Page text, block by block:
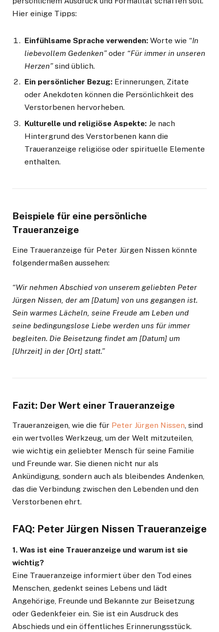
Hier einige Tipps:
Einfühlsame Sprache verwenden: Worte wie “In
liebevollem Gedenken”oder “Für immer in unseren
Herzen”sind üblich.
Ein persönlicher Bezug: Erinnerungen, Zitate
oder Anekdoten können die Persönlichkeit des
Verstorbenen hervorheben.
Kulturelle und religiöse Aspekte: Je nach
Hintergrund des Verstorbenen kann die
Traueranzeige religiöse oder spirituelle Elemente
enthalten.
Beispiele für eine persönliche
Traueranzeige
Eine Traueranzeige für Peter Jürgen Nissen könnte
folgendermaßen aussehen:
“Wir nehmen Abschied von unserem geliebten Peter
Jürgen Nissen, der am [Datum] von uns gegangen ist.
Sein warmes Lächeln, seine Freude am Leben und
seine bedingungslose Liebe werden uns für immer
begleiten. Die Beisetzung findet am [Datum] um
[Uhrzeit] in der [Ort] statt.”
Fazit: Der Wert einer Traueranzeige
Traueranzeigen, wie die für Peter Jürgen Nissen, sind
ein wertvolles Werkzeug, um der Welt mitzuteilen,
wie wichtig ein geliebter Mensch für seine Familie
und Freunde war. Sie dienen nicht nur als
Ankündigung, sondern auch als bleibendes Andenken,
das die Verbindung zwischen den Lebenden und den
Verstorbenen ehrt.
FAQ: Peter Jürgen Nissen Traueranzeige
1. Was ist eine Traueranzeige und warum ist sie
wichtig?
Eine Traueranzeige informiert über den Tod eines
Menschen, gedenkt seines Lebens und lädt
Angehörige, Freunde und Bekannte zur Beisetzung
oder Gedenkfeier ein. Sie ist ein Ausdruck des
Abschieds und ein öffentliches Erinnerungsstück.